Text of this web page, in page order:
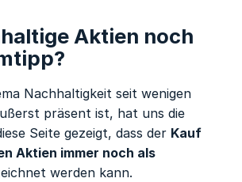
Aktien noch
Nachhaltigkeit seit wenigen
präsent ist, hat uns die
Seite gezeigt, dass der Kauf
Aktien immer noch als
werden kann.